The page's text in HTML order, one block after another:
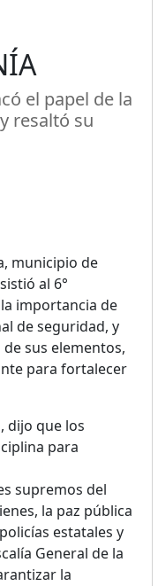
el papel de la
resaltó su
municipio de
al 6°
importancia de
de seguridad, y
sus elementos,
para fortalecer
dijo que los
para
supremos del
la paz pública
estatales y
General de la
la